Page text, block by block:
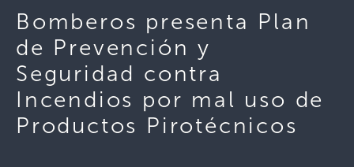
Bomberos presenta Plan
de Prevención y
Seguridad contra
Incendios por mal uso de
Productos Pirotécnicos